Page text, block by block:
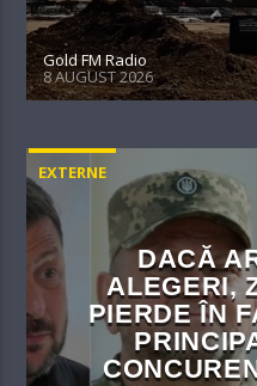
Gold FM Radio
8 AUGUST 2026
EXTERNE
DACĂ
ALEGERI,
PIERDE ÎN